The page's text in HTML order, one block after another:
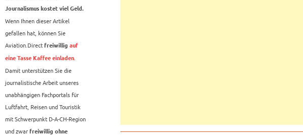
Journalismus kostet viel Geld.
Wenn Ihnen dieser Artikel
gefallen hat, können Sie
Aviation.Direct freiwillig auf
eine Tasse Kaffee einladen.
Damit unterstützen Sie die
journalistische Arbeit unseres
unabhängigen Fachportals für
Luftfahrt, Reisen und Touristik
mit Schwerpunkt D-A-CH-Region
und zwar freiwillig ohne